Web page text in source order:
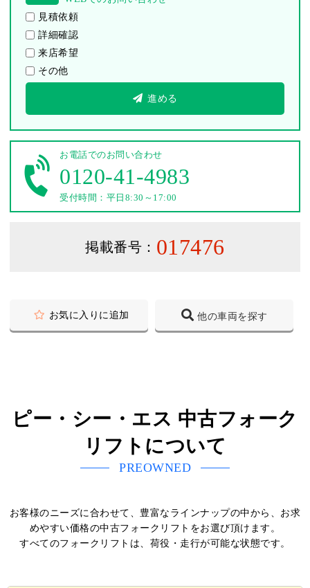
見積依頼
詳細確認
来店希望
その他
進める
お電話でのお問い合わせ
0120-41-4983
受付時間：平日8:30～17:00
掲載番号： 017476
お気に入りに追加 他の車両を探す
ピー・シー・エス 中古フォーク
リフトについて
PREOWNED
お客様のニーズに合わせて、豊富なラインナップの中から、お求
めやすい価格の中古フォークリフトをお選び頂けます。
すべてのフォークリフトは、荷役・走行が可能な状態です。